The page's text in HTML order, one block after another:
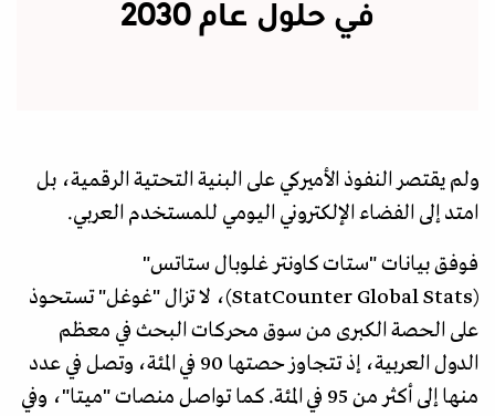
في حلول عام 2030
ولم يقتصر النفوذ الأميركي على البنية التحتية الرقمية، بل
امتد إلى الفضاء الإلكتروني اليومي للمستخدم العربي.
فوفق بيانات "ستات كاونتر غلوبال ستاتس"
(StatCounter Global Stats)، لا تزال "غوغل" تستحوذ
على الحصة الكبرى من سوق محركات البحث في معظم
الدول العربية، إذ تتجاوز حصتها 90 في المئة، وتصل في عدد
منها إلى أكثر من 95 في المئة. كما تواصل منصات "ميتا"، وفي